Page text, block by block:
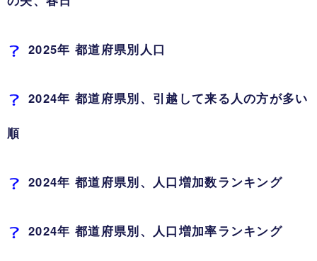
2025年 都道府県別人口
2024年 都道府県別、引越して来る人の方が多い
順
2024年 都道府県別、人口増加数ランキング
2024年 都道府県別、人口増加率ランキング